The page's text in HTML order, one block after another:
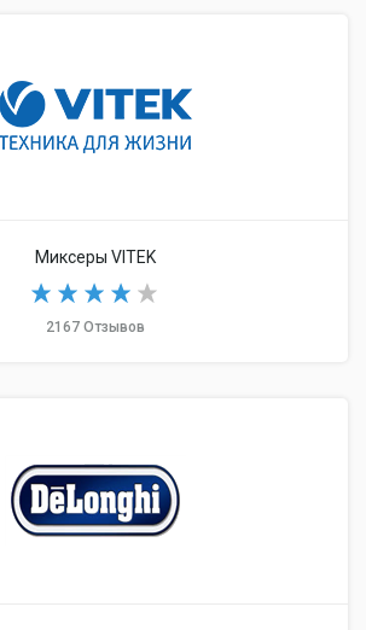
Миксеры VITEK
2167 Отзывов